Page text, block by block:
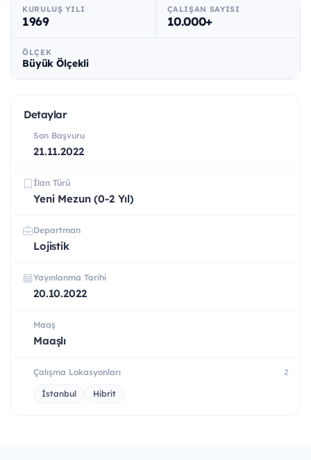
KURULUŞ YILI
1969
ÇALIŞAN SAYISI
10.000+
ÖLÇEK
Büyük Ölçekli
Detaylar
Son Başvuru
21.11.2022
İlan Türü
Yeni Mezun (0-2 Yıl)
Departman
Lojistik
Yayınlanma Tarihi
20.10.2022
Maaş
Maaşlı
Çalışma Lokasyonları 2
İstanbul Hibrit